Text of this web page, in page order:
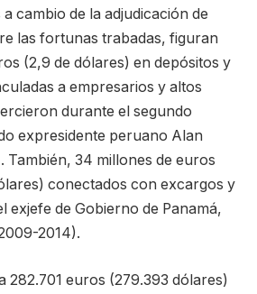
cambio de la adjudicación de
las fortunas trabadas, figuran
(2,9 de dólares) en depósitos y
a empresarios y altos
durante el segundo
expresidente peruano Alan
También, 34 millones de euros
conectados con excargos y
exjefe de Gobierno de Panamá,
2014).
282.701 euros (279.393 dólares)